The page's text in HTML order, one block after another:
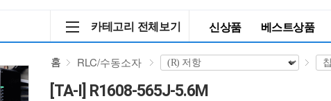
자
카테고리 전체보기 신상품 베스트상품
홈 RLC/수동소자
[TA-I] R1608-565J-5.6M